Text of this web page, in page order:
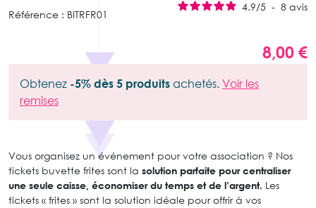
Référence : BITRFR01
4.9/5 - 8 avis
8,00 €
Obtenez -5% dès 5 produits achetés. Voir les
remises
Vous organisez un événement pour votre association ? Nos
tickets buvette frites sont la solution parfaite pour centraliser
une seule caisse, économiser du temps et de l’argent. Les
tickets « frites » sont la solution idéale pour offrir à vos